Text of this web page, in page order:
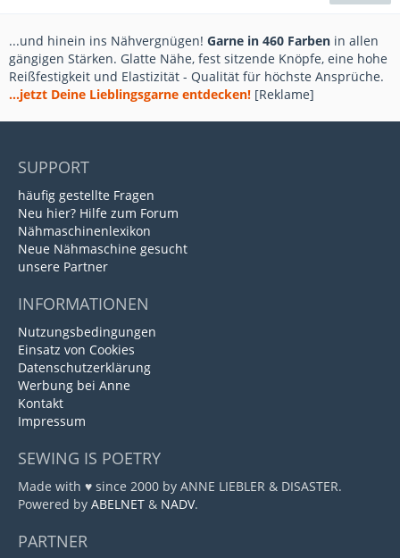
...und hinein ins Nähvergnügen! Garne in 460 Farben in allen
gängigen Stärken. Glatte Nähe, fest sitzende Knöpfe, eine hohe
Reißfestigkeit und Elastizität - Qualität für höchste Ansprüche.
...jetzt Deine Lieblingsgarne entdecken! [Reklame]
SUPPORT
häufig gestellte Fragen
Neu hier? Hilfe zum Forum
Nähmaschinenlexikon
Neue Nähmaschine gesucht
unsere Partner
INFORMATIONEN
Nutzungsbedingungen
Einsatz von Cookies
Datenschutzerklärung
Werbung bei Anne
Kontakt
Impressum
SEWING IS POETRY
Made with ♥ since 2000 by ANNE LIEBLER & DISASTER.
Powered by ABELNET & NADV.
PARTNER